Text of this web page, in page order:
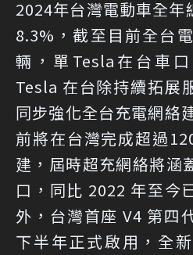
2024年台灣電動車全年
8.3%，截至目前全台
輛，單Tesla在台車
Tesla 在台除持續拓展
同步強化全台充電網絡
前將在台灣完成超過
建，屆時超充網絡將涵
口，同比 2022 年至今
外，台灣首座 V4 第四
下半年正式啟用，全